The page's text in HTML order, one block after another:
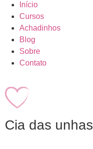
Início
Cursos
Achadinhos
Blog
Sobre
Contato
Cia das unhas